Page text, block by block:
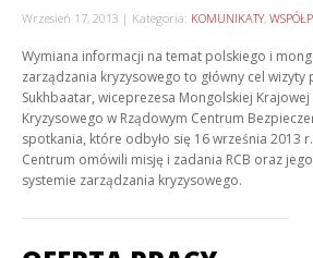
Wrzesień 17, 2013 Kategoria: KOMUNIKATY,
Wymiana informacji na temat polskiego i
zarządzania kryzysowego to główny cel wizyty
Sukhbaatar, wiceprezesa Mongolskiej
Kryzysowego w Rządowym Centrum
spotkania, które odbyło się 16 września 2013
Centrum omówili misję i zadania RCB oraz
systemie zarządzania kryzysowego.